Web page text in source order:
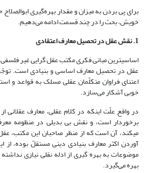
برای پی بردن به میزان و مقدار بهره‌گیری ابوالصلاح
خویش، بحث را در چند قسمت ادامه می‌دهیم.
1. نقش عقل در تحصیل معارف اعتقادی
اساسی‏ترین مبانی فکری مکتب عقل گرایی غیر
عقل در تحصیل معارف اساسی و بنیادی است.
اعتنای فراوان متکلّمان عقلی مسلک به قواعد و
خوبی آشکار می‌سازد.
در واقع علّت اینکه در کلام عقلی، معارف عقلانی
برخوردار است، و نقش بی بدیلی در منظومه
میکند، آن است که از منظر صاحبان این مکتب،
آوردن اکثر معارف بنیادی دینی مستقلّ بوده، از
موضوعات به بهره گیری از ادله نقلی نیازی نداشته
بهره می‌گیرد.